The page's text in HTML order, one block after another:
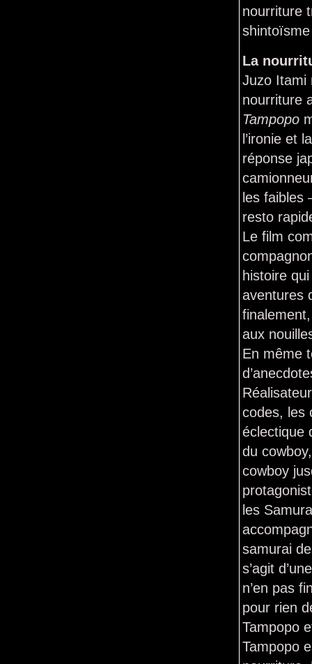
nourriture
La
Juzo Itami
nourriture
Tampopo
l’ironie et
réponse
les faibles
resto
Le film
histoire
aventures
aux
En même
codes, les
éclectique
du
cowboy
les
samurai
s’agit
n’en pas
pour rien
Tampopo